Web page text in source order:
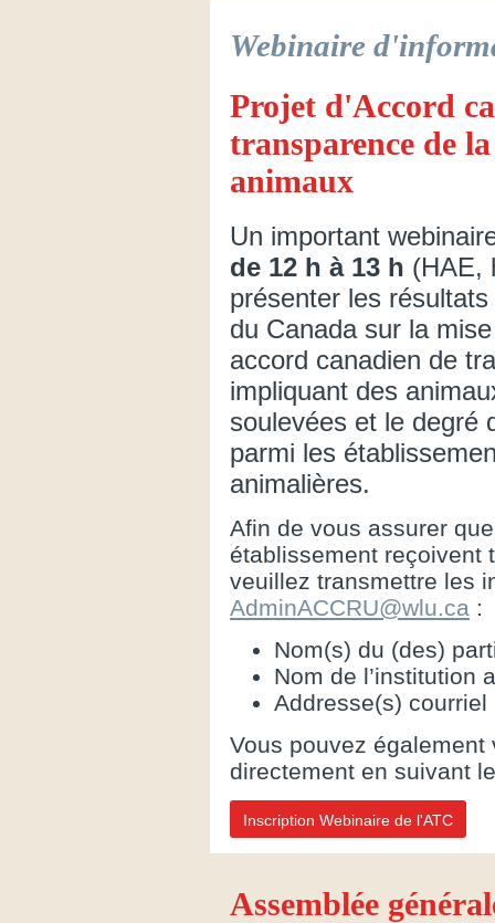
Webinaire
Projet d'Accord
transparence de
animaux
Un important
de 12 h à 13 h (HAE,
présenter les résultats
du Canada sur la
accord canadien de
impliquant des
soulevées et le degré
parmi les
animalières.
Afin de vous assurer
établissement reçoivent
veuillez transmettre les
AdminACCRU@wlu.ca :
Nom(s) du (des)
Nom de l’institution
Addresse(s) courriel
Vous pouvez
directement en suivant
Inscription Webinaire de l'ATC
Assemblée